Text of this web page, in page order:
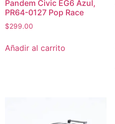
Pandem Civic EG6 Azul,
PR64-0127 Pop Race
$299.00
Añadir al carrito